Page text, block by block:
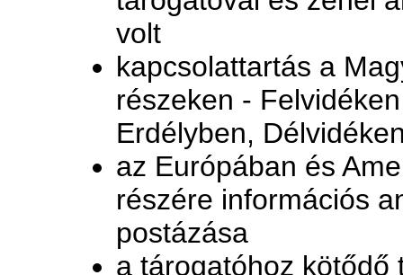
volt
kapcsolattartás a
részeken -
Erdélyben,
az Európában és
részére információs
postázása
a tárogatóhoz kötődő